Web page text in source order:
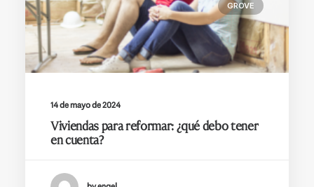
GROVE
14 de mayo de 2024
Viviendas para reformar: ¿qué debo tener
en cuenta?